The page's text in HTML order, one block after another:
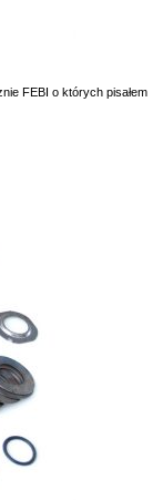
FEBI o których pisałem